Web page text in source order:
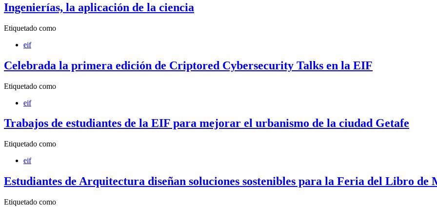
Ingenierías, la aplicación de la ciencia
Etiquetado como
eif
Celebrada la primera edición de Criptored Cybersecurity Talks en la EIF
Etiquetado como
eif
Trabajos de estudiantes de la EIF para mejorar el urbanismo de la ciudad Getafe
Etiquetado como
eif
Estudiantes de Arquitectura diseñan soluciones sostenibles para la Feria del Libro de
Etiquetado como